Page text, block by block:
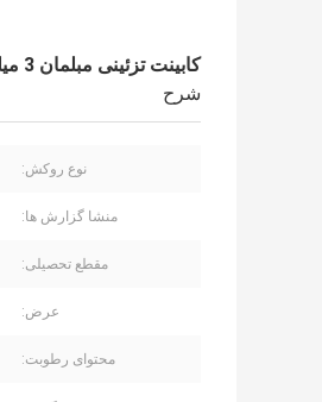
کابینت تزئینی مبلمان 3 میلی متر روکش بلوط ساده برش چگالی متوسط
شرح
نوع روکش:
منشا گزارش ها:
مقطع تحصیلی:
عرض:
محتوای رطوبت: